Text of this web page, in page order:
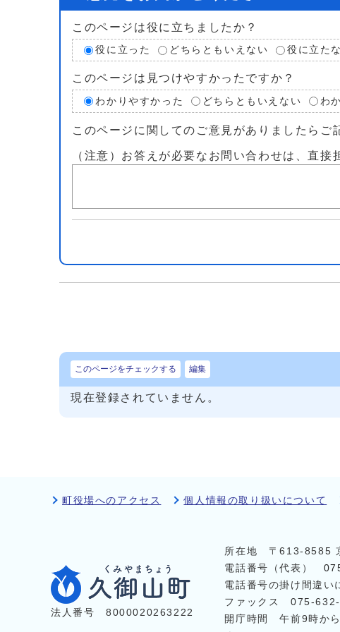
このページは役に立ちましたか？
役に立った どちらともいえない 役に立た
このページは見つけやすかったですか？
わかりやすかった どちらともいえない わ
このページに関してのご意見がありましたらご
（注意）お答えが必要なお問い合わせは、直
このページをチェックする 編集
現在登録されていません。
町役場へのアクセス 個人情報の取り扱いについて
法人番号 8000020263222
所在地 〒613-8585
電話番号（代表）
電話番号の掛け間違い
ファックス 075-
開庁時間 午前9時か